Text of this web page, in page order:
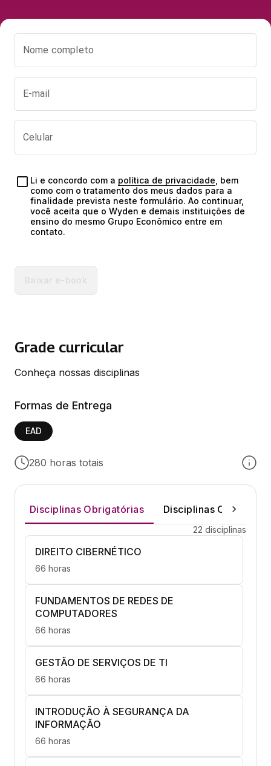
Nome completo
E-mail
Celular
Li e concordo com a política de privacidade , bem
como com o tratamento dos meus dados para a
finalidade prevista neste formulário. Ao continuar,
você aceita que o Wyden e demais instituições de
ensino do mesmo Grupo Econômico entre em
contato.
Grade curricular
Conheça nossas disciplinas
Formas de Entrega
EAD
280 horas totais
Disciplinas Obrigatórias Disciplinas Optativas
22 disciplinas
DIREITO CIBERNÉTICO
66 horas
FUNDAMENTOS DE REDES DE
COMPUTADORES
66 horas
GESTÃO DE SERVIÇOS DE TI
66 horas
INTRODUÇÃO À SEGURANÇA DA
INFORMAÇÃO
66 horas